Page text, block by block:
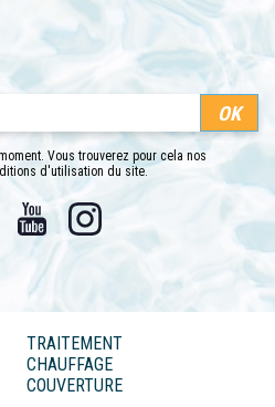
Vous trouverez pour cela nos
d'utilisation du site.
Facebook YouTube Instagram
TRAITEMENT
CHAUFFAGE
COUVERTURE